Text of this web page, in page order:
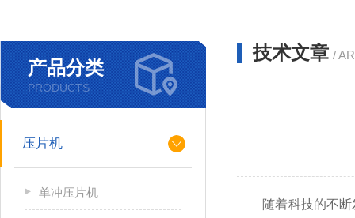
产品分类
PRODUCTS
压片机
单冲压片机
技术文章 /
随着科技的不断发